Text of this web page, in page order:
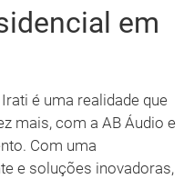
em
é uma realidade que
mais, com a AB Áudio e
Com uma
e soluções inovadoras,